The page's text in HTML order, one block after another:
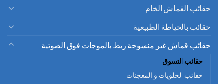
حقائب القماش الخام
حقائب بالخياطة الطبيعية
حقائب قماش غير منسوجة ربط بالموجات فوق الصوتية
حقائب التسوق
حقائب الحلويات و المعجنات